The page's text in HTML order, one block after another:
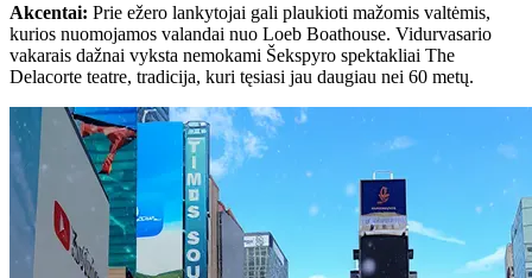
Akcentai: Prie ežero lankytojai gali plaukioti mažomis valtėmis,
kurios nuomojamos valandai nuo Loeb Boathouse. Vidurvasario
vakarais dažnai vyksta nemokami Šekspyro spektakliai The
Delacorte teatre, tradicija, kuri tęsiasi jau daugiau nei 60 metų.